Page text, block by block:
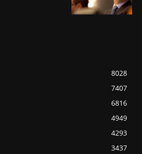
8028
7407
6816
4949
4293
3437